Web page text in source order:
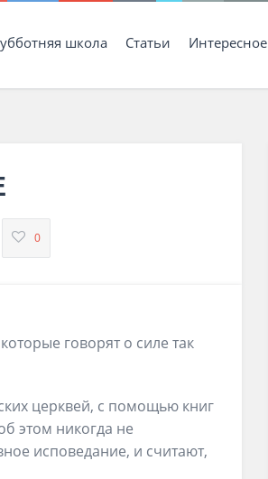
школа Статьи Интересное
0
говорят о силе так
церквей, с помощью книг
этом никогда не
исповедание, и считают,